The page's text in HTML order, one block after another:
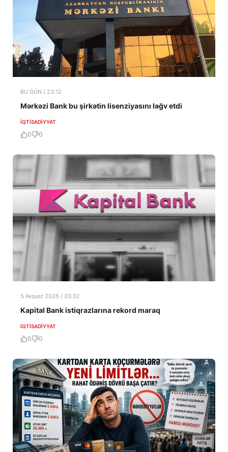
BU GÜN / 23:12
Mərkəzi Bank bu şirkətin lisenziyasını ləğv etdi
İQTISADIYYAT
0 0
5 Avqust 2026 / 20:32
Kapital Bank istiqrazlarına rekord maraq
İQTISADIYYAT
0 0